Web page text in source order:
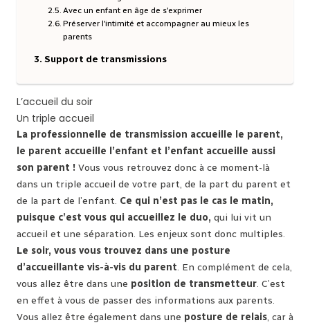
Avec un enfant en âge de s’exprimer
Préserver l’intimité et accompagner au mieux les
parents
Support de transmissions
L’accueil du soir
Un triple accueil
La professionnelle de transmission accueille le parent,
le parent accueille l’enfant et l’enfant accueille aussi
son parent ! Vous vous retrouvez donc à ce moment-là
dans un triple accueil de votre part, de la part du parent et
de la part de l’enfant. Ce qui n’est pas le cas le matin,
puisque c’est vous qui accueillez le duo, qui lui vit un
accueil et une séparation. Les enjeux sont donc multiples.
Le soir, vous vous trouvez dans une posture
d’accueillante vis-à-vis du parent. En complément de cela,
vous allez être dans une position de transmetteur. C’est
en effet à vous de passer des informations aux parents.
Vous allez être également dans une posture de relais, car à